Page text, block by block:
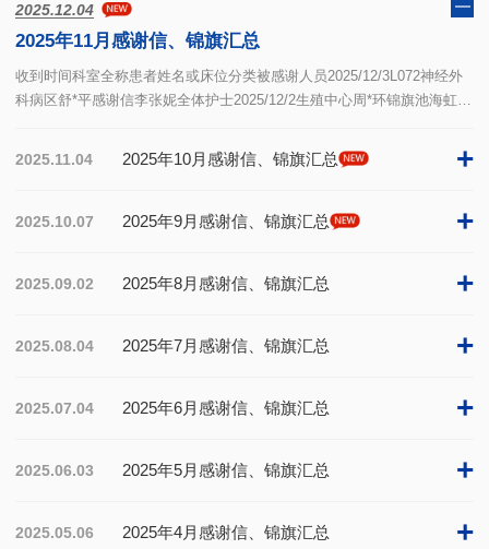
2025.12.04
2025年11月感谢信、锦旗汇总
收到时间科室全称患者姓名或床位分类被感谢人员2025/12/3L072神经外
科病区舒*平感谢信李张妮全体护士2025/12/2生殖中心周*环锦旗池海虹
2025.11.04 2025年10月感谢信、锦旗汇总 +
2025.10.07 2025年9月感谢信、锦旗汇总 +
2025.09.02 2025年8月感谢信、锦旗汇总 +
2025.08.04 2025年7月感谢信、锦旗汇总 +
2025.07.04 2025年6月感谢信、锦旗汇总 +
2025.06.03 2025年5月感谢信、锦旗汇总 +
2025.05.06 2025年4月感谢信、锦旗汇总 +